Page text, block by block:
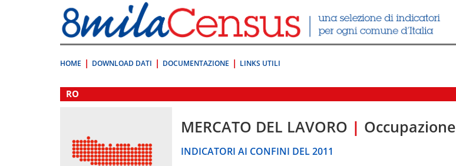
direttamente
a:
Contenuto
HOME DOWNLOAD DATI DOCUMENTAZIONE LINKS UTILI
.
RO
MERCATO DEL LAVORO | Occupazione
INDICATORI AI CONFINI DEL 2011